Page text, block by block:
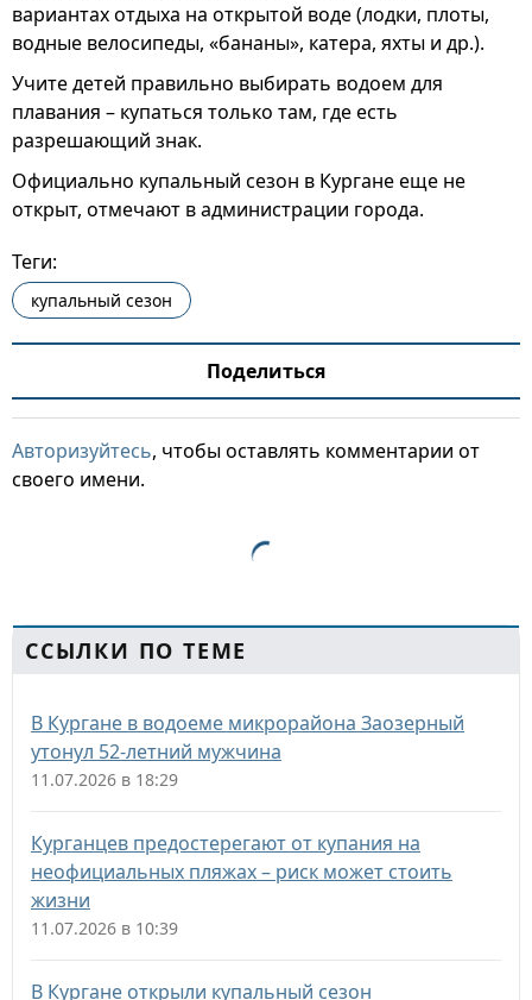
вариантах отдыха на открытой воде (лодки, плоты,
водные велосипеды, «бананы», катера, яхты и др.).
Учите детей правильно выбирать водоем для
плавания – купаться только там, где есть
разрешающий знак.
Официально купальный сезон в Кургане еще не
открыт, отмечают в администрации города.
Теги:
купальный сезон
Поделиться
Авторизуйтесь, чтобы оставлять комментарии от
своего имени.
ССЫЛКИ ПО ТЕМЕ
В Кургане в водоеме микрорайона Заозерный
утонул 52-летний мужчина
11.07.2026 в 18:29
Курганцев предостерегают от купания на
неофициальных пляжах – риск может стоить
жизни
11.07.2026 в 10:39
В Кургане открыли купальный сезон